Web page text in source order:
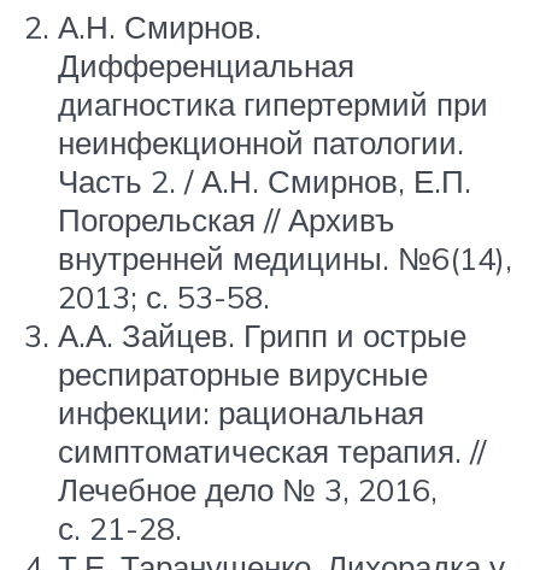
А.Н. Смирнов.
Дифференциальная
диагностика гипертермий при
неинфекционной патологии.
Часть 2. / А.Н. Смирнов, Е.П.
Погорельская // Архивъ
внутренней медицины. №6(14),
2013; с. 53-58.
А.А. Зайцев. Грипп и острые
респираторные вирусные
инфекции: рациональная
симптоматическая терапия. //
Лечебное дело № 3, 2016,
с. 21-28.